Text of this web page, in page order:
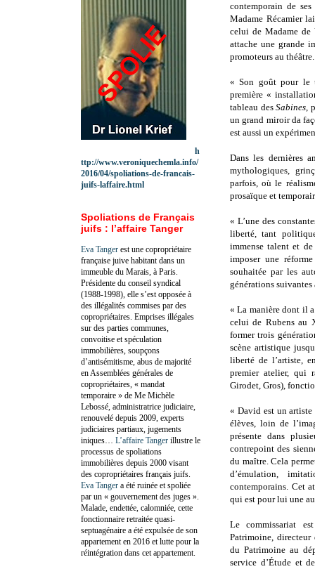
contemporain de
Madame Récamier
celui de Madame de
attache une grande
promoteurs au
« Son goût pour le
première «
tableau desSabines,
un grand miroir da
est aussi un
Dans les dernières
mythologiques,
parfois, où le
prosaïque et
« L’une des
liberté, tant
immense talent et
imposer une
souhaitée par les
générations suivantes
« La manière dont il
celui de Rubens au
former trois
scène artistique
liberté de l’artiste,
premier atelier, qui
Girodet, Gros),
« David est un artiste
élèves, loin de
présente dans
contrepoint des
du maître. Cela
d’émulation,
contemporains. Cet
qui est pour lui une
Le commissariat
Patrimoine, directeur
du Patrimoine au
service d’Étude et
h
ttp://www.veroniquechemla.info/
2016/04/spoliations-de-francais-
juifs-laffaire.html
Spoliations de Français
juifs : l’affaire Tanger
Eva Tanger est une copropriétaire
française juive habitant dans un
immeuble du Marais, à Paris.
Présidente du conseil syndical
(1988-1998), elle s’est opposée à
des illégalités commises par des
copropriétaires. Emprises illégales
sur des parties communes,
convoitise et spéculation
immobilières, soupçons
d’antisémitisme, abus de majorité
en Assemblées générales de
copropriétaires, « mandat
temporaire » de Me Michèle
Lebossé, administratrice judiciaire,
renouvelé depuis 2009, experts
judiciaires partiaux, jugements
iniques… L’affaire Tanger illustre le
processus de spoliations
immobilières depuis 2000 visant
des copropriétaires français juifs.
Eva Tanger a été ruinée et spoliée
par un « gouvernement des juges ».
Malade, endettée, calomniée, cette
fonctionnaire retraitée quasi-
septuagénaire a été expulsée de son
appartement en 2016 et lutte pour la
réintégration dans cet appartement.